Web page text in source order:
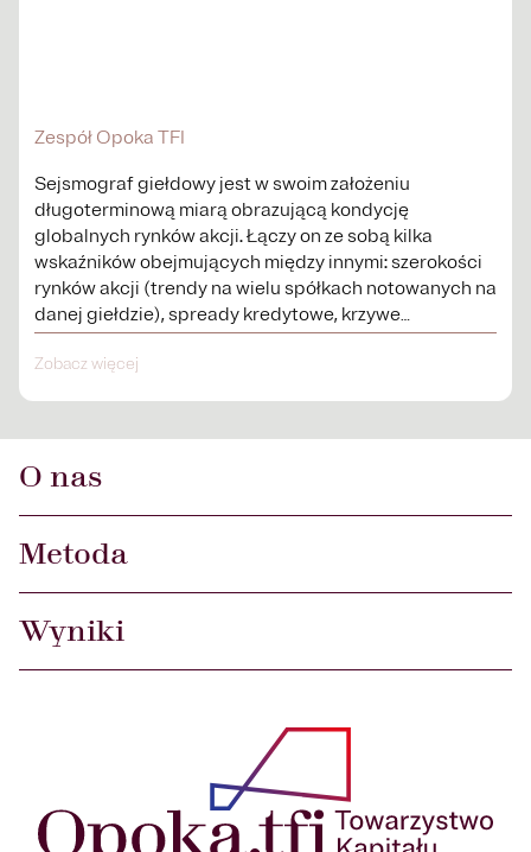
Zespół Opoka TFI
Sejsmograf giełdowy jest w swoim założeniu
długoterminową miarą obrazującą kondycję
globalnych rynków akcji. Łączy on ze sobą kilka
wskaźników obejmujących między innymi: szerokości
rynków akcji (trendy na wielu spółkach notowanych na
danej giełdzie), spready kredytowe, krzywe
procentowe.
Zobacz więcej
O nas
Metoda
Wyniki